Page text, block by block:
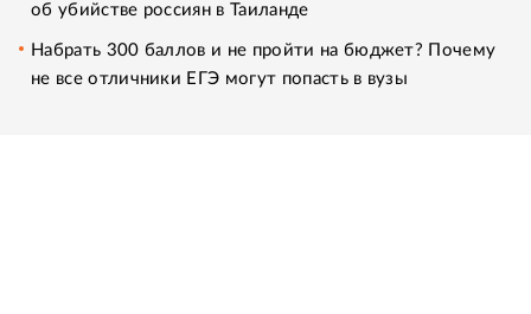
об убийстве россиян в Таиланде
Набрать 300 баллов и не пройти на бюджет? Почему
не все отличники ЕГЭ могут попасть в вузы